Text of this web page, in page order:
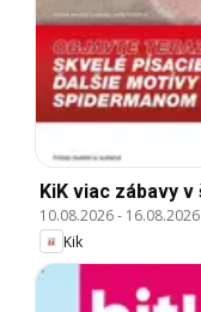
KiK viac zábavy v
10.08.2026- 16.08.2026
Kik